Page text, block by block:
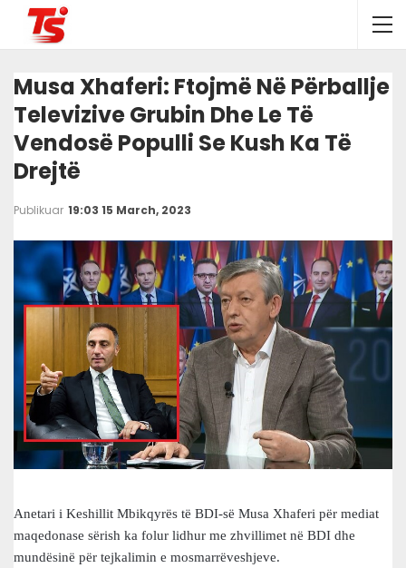
Musa Xhaferi: Ftojmë Në Përballje
Televizive Grubin Dhe Le Të
Vendosë Populli Se Kush Ka Të
Drejtë
Publikuar 19:03 15 March, 2023
Anetari i Keshillit Mbikqyrës të BDI-së Musa Xhaferi për mediat
maqedonase sërish ka folur lidhur me zhvillimet në BDI dhe
mundësinë për tejkalimin e mosmarrëveshjeve.